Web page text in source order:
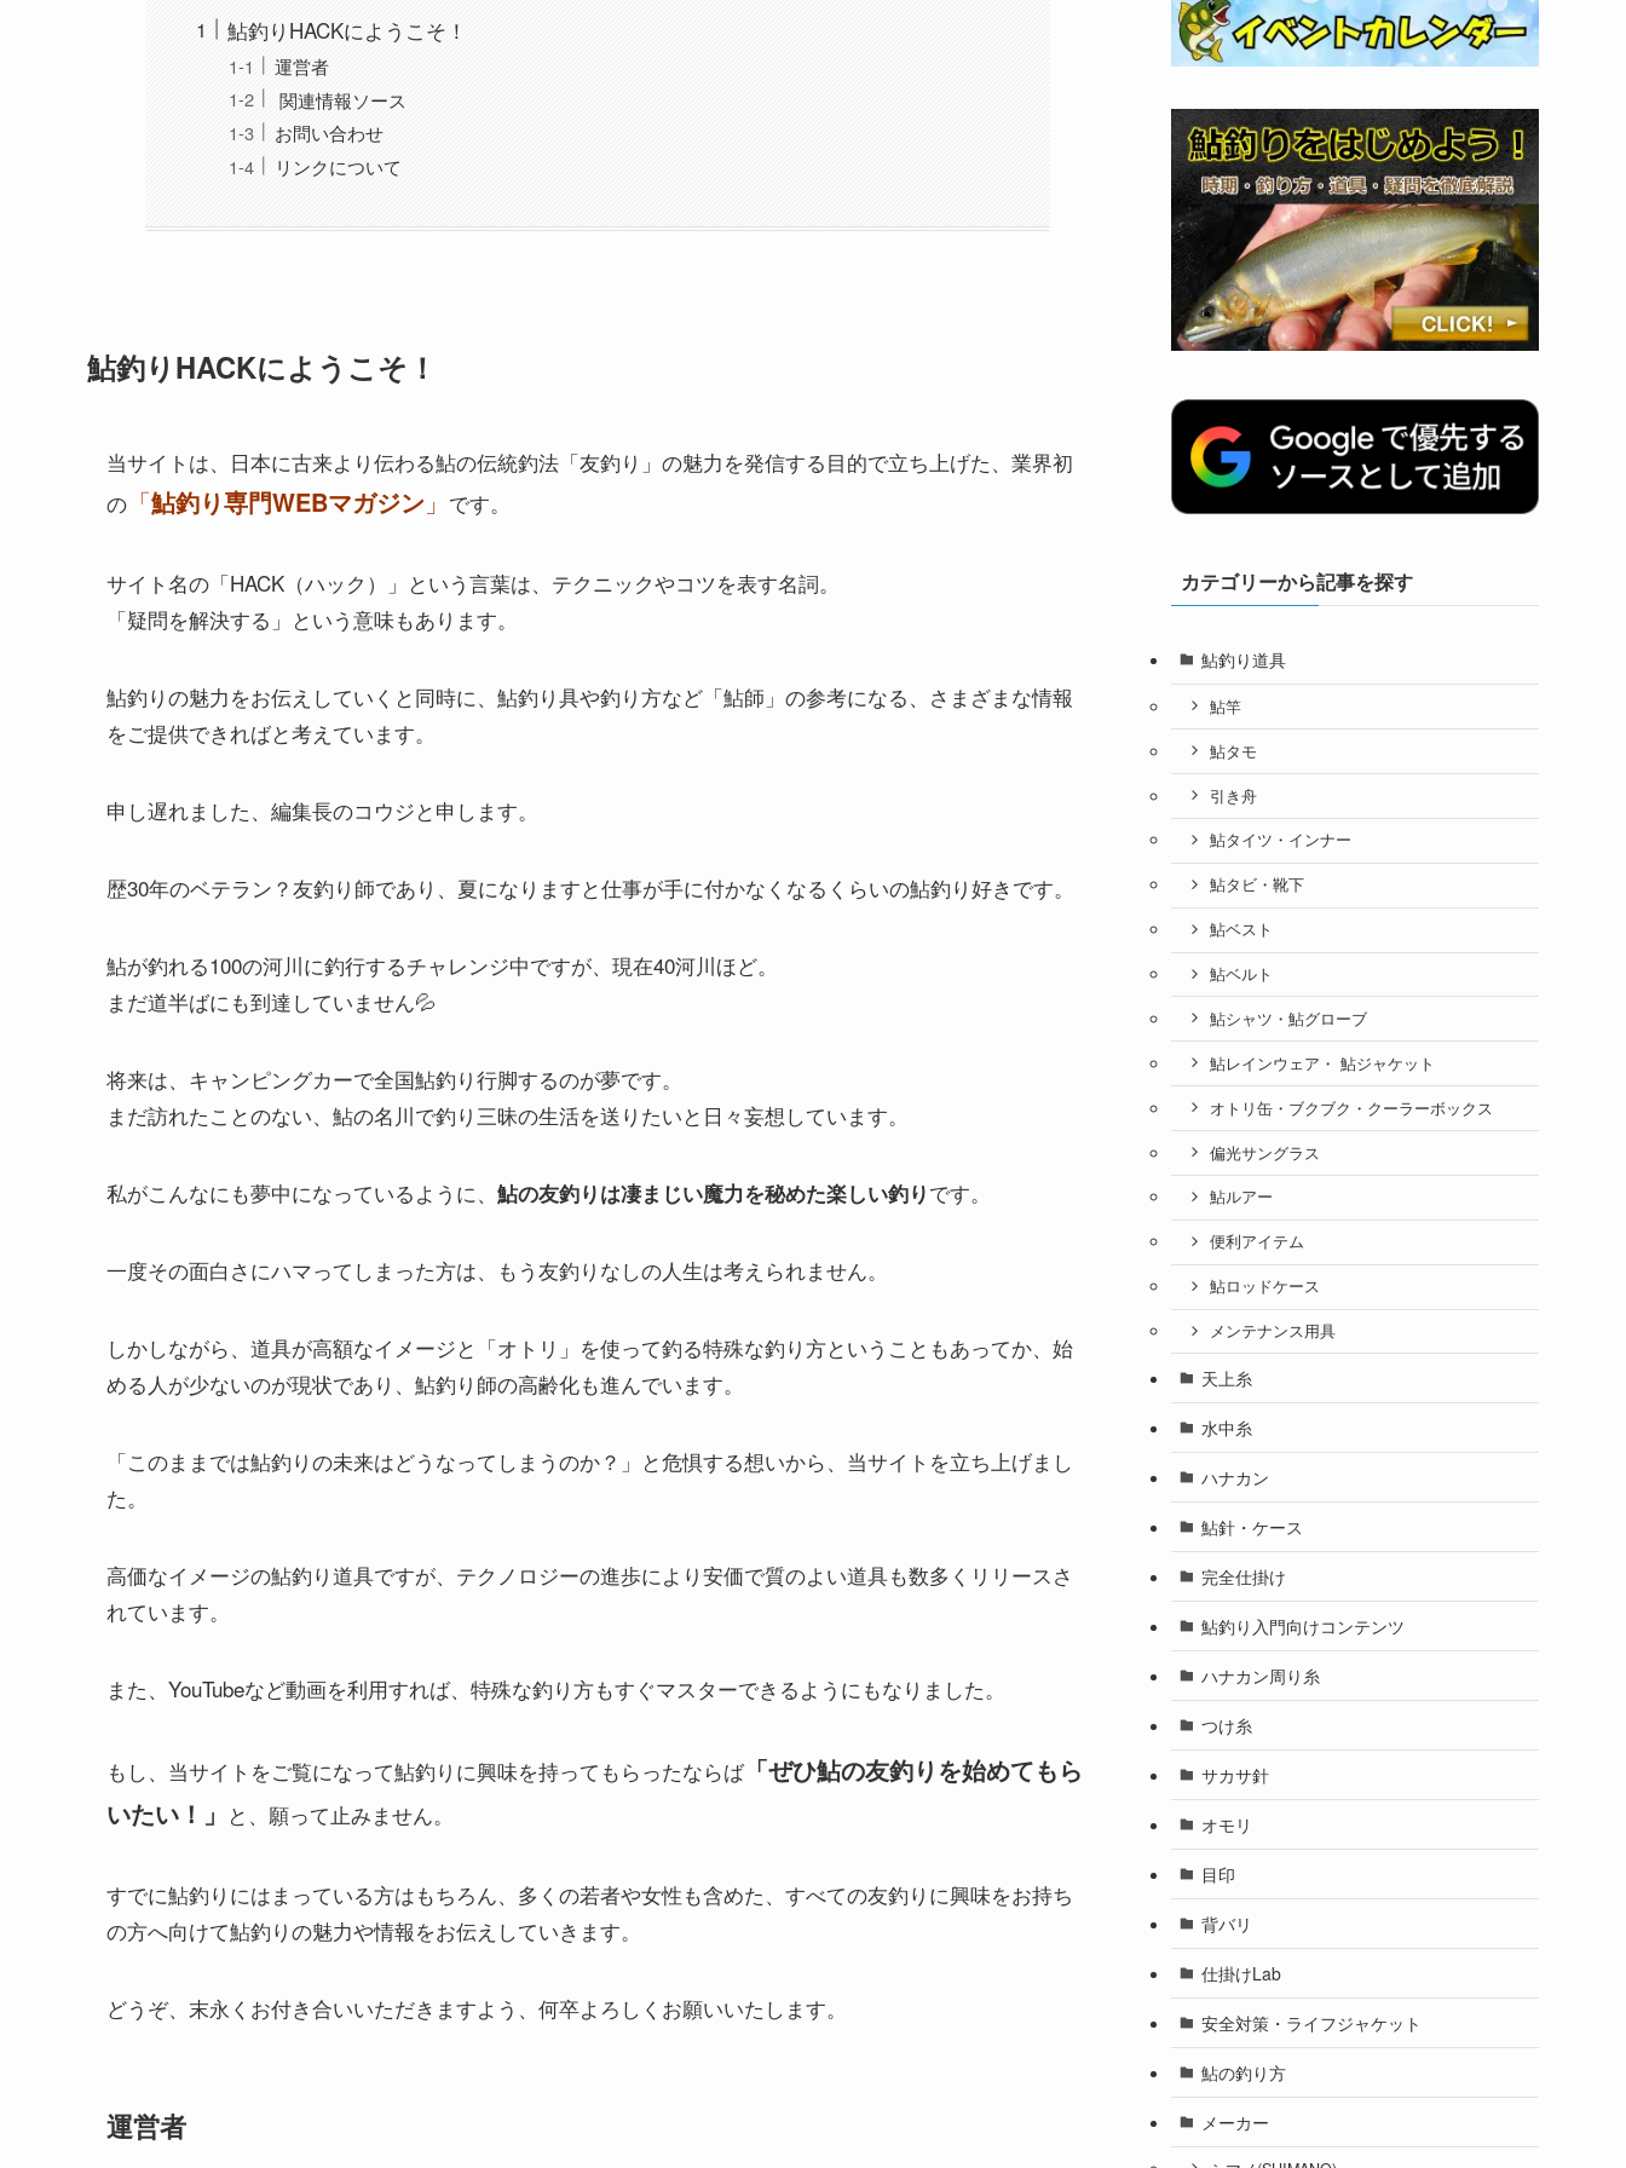
鮎釣りHACKにようこそ！
運営者
関連情報ソース
お問い合わせ
リンクについて
鮎釣りHACKにようこそ！
当サイトは、日本に古来より伝わる鮎の伝統釣法「友釣り」の魅力を発信する目的で立ち上げた、業界初
の 「鮎釣り専門WEBマガジン 」 です。
サイト名の「HACK（ハック）」という言葉は、テクニックやコツを表す名詞。
「疑問を解決する」という意味もあります。
鮎釣りの魅力をお伝えしていくと同時に、鮎釣り具や釣り方など「鮎師」の参考になる、さまざまな情報
をご提供できればと考えています。
申し遅れました、編集長のコウジと申します。
歴30年のベテラン？友釣り師であり、夏になりますと仕事が手に付かなくなるくらいの鮎釣り好きです。
鮎が釣れる100の河川に釣行するチャレンジ中ですが、現在40河川ほど。
まだ道半ばにも到達していません💦
将来は、キャンピングカーで全国鮎釣り行脚するのが夢です。
まだ訪れたことのない、鮎の名川で釣り三昧の生活を送りたいと日々妄想しています。
私がこんなにも夢中になっているように、 鮎の友釣りは凄まじい魔力を秘めた楽しい釣りです。
一度その面白さにハマってしまった方は、もう友釣りなしの人生は考えられません。
しかしながら、道具が高額なイメージと「オトリ」を使って釣る特殊な釣り方ということもあってか、始
める人が少ないのが現状であり、鮎釣り師の高齢化も進んでいます。
「このままでは鮎釣りの未来はどうなってしまうのか？」と危惧する想いから、当サイトを立ち上げまし
た。
高価なイメージの鮎釣り道具ですが、テクノロジーの進歩により安価で質のよい道具も数多くリリースさ
れています。
また、YouTubeなど動画を利用すれば、特殊な釣り方もすぐマスターできるようにもなりました。
もし、当サイトをご覧になって鮎釣りに興味を持ってもらったならば「ぜひ鮎の友釣りを始めてもら
いたい！ 」 と、願って止みません。
すでに鮎釣りにはまっている方はもちろん、多くの若者や女性も含めた、すべての友釣りに興味をお持ち
の方へ向けて鮎釣りの魅力や情報をお伝えしていきます。
どうぞ、末永くお付き合いいただきますよう、何卒よろしくお願いいたします。
運営者
カテゴリーから記事を探す
鮎釣り道具
鮎竿
鮎タモ
引き舟
鮎タイツ・インナー
鮎タビ・靴下
鮎ベスト
鮎ベルト
鮎シャツ・鮎グローブ
鮎レインウェア・ 鮎ジャケット
オトリ缶・ブクブク・クーラーボックス
偏光サングラス
鮎ルアー
便利アイテム
鮎ロッドケース
メンテナンス用具
天上糸
水中糸
ハナカン
鮎針・ケース
完全仕掛け
鮎釣り入門向けコンテンツ
ハナカン周り糸
つけ糸
サカサ針
オモリ
目印
背バリ
仕掛けLab
安全対策・ライフジャケット
鮎の釣り方
メーカー